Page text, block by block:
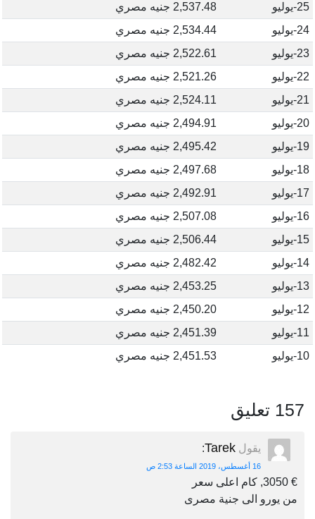
25-يوليو
2,537.48 جنيه مصري
24-يوليو
2,534.44 جنيه مصري
23-يوليو
2,522.61 جنيه مصري
22-يوليو
2,521.26 جنيه مصري
21-يوليو
2,524.11 جنيه مصري
20-يوليو
2,494.91 جنيه مصري
19-يوليو
2,495.42 جنيه مصري
18-يوليو
2,497.68 جنيه مصري
17-يوليو
2,492.91 جنيه مصري
16-يوليو
2,507.08 جنيه مصري
15-يوليو
2,506.44 جنيه مصري
14-يوليو
2,482.42 جنيه مصري
13-يوليو
2,453.25 جنيه مصري
12-يوليو
2,450.20 جنيه مصري
11-يوليو
2,451.39 جنيه مصري
10-يوليو
2,451.53 جنيه مصري
157 تعليق
يقول Tarek
:
16 أغسطس، 2019 الساعة 2:53 ص
€ 3050, كام اعلى سعر
من يورو الى جنية مصرى